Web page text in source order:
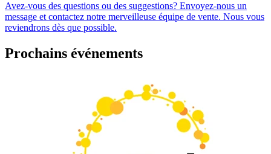
Avez-vous des questions ou des suggestions? Envoyez-nous un
message et contactez notre merveilleuse équipe de vente. Nous vous
reviendrons dès que possible.
Prochains événements